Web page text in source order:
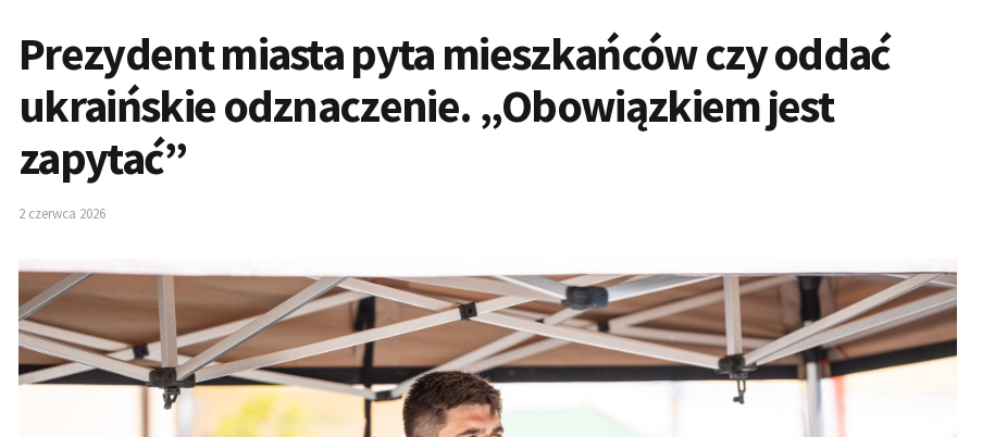
Prezydent miasta pyta mieszkańców czy oddać
ukraińskie odznaczenie. „Obowiązkiem jest
zapytać”
2 czerwca 2026